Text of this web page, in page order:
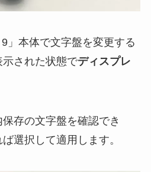
9」本体で文字盤を変更する
された状態でディスプレ
保存の文字盤を確認でき
選択して適用します。